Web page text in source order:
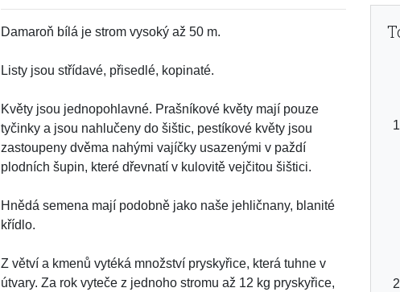
Damaroň bílá je strom vysoký až 50 m.
Listy jsou střídavé, přisedlé, kopinaté.
Květy jsou jednopohlavné. Prašníkové květy mají pouze
tyčinky a jsou nahlučeny do šištic, pestíkové květy jsou
zastoupeny dvěma nahými vajíčky usazenými v paždí
plodních šupin, které dřevnatí v kulovitě vejčitou šištici.
Hnědá semena mají podobně jako naše jehličnany, blanité
křídlo.
Z větví a kmenů vytéká množství pryskyřice, která tuhne v
útvary. Za rok vyteče z jednoho stromu až 12 kg pryskyřice,